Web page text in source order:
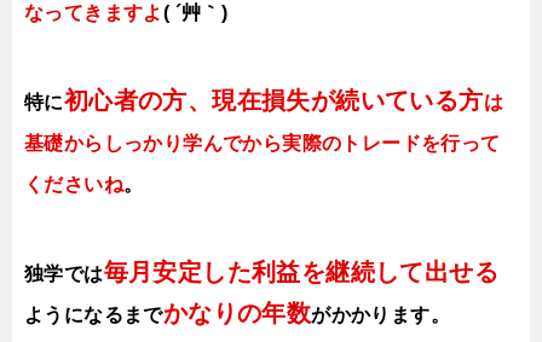
なってきますよ ( ´艸｀)
特に初心者の方、現在損失が続いている方は
基礎からしっかり学んでから実際のトレードを行って
くださいね。
独学では毎月安定した利益を継続して出せる
ようになるまでかなりの年数がかかります。